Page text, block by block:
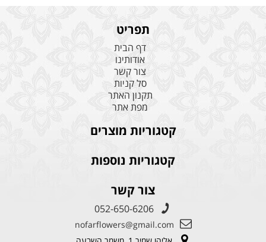
תפריט
דף הבית
אודותינו
צור קשר
סל קניות
תקנון האתר
מפת אתר
קטגוריות מוצרים
קטגוריות נוספות
צור קשר
052-650-6206
nofarflowers@gmail.com